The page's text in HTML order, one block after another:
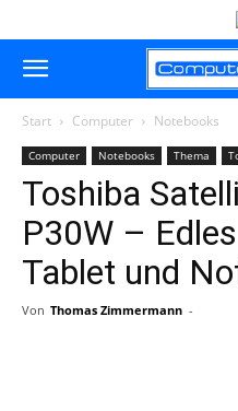
Start Computer Notebooks
Computer Notebooks Thema
Toshiba
P30W –
Tablet und
Von Thomas Zimmermann -